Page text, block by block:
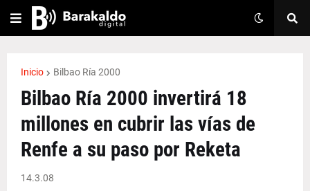
Inicio Bilbao Ría 2000
Bilbao Ría 2000 invertirá 18
millones en cubrir las vías de
Renfe a su paso por Reketa
14.3.08